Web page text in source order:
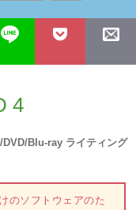
4
DVD/Blu-ray ライティング
のソフトウェアのた